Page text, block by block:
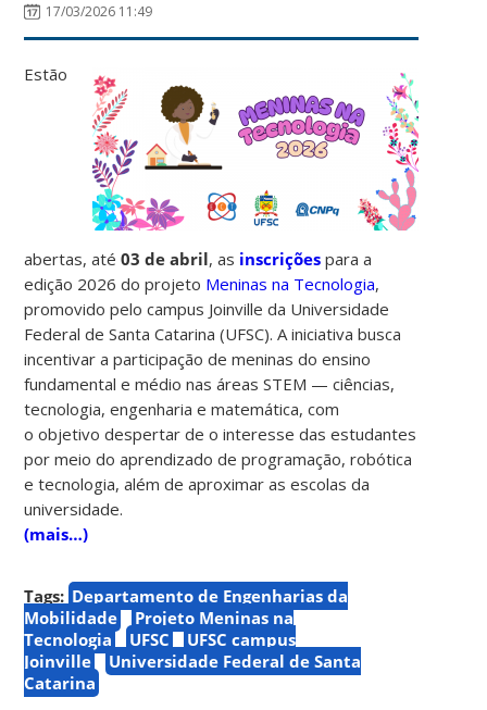
17/03/2026 11:49
Estão
abertas, até03 de abril, as inscrições para a
edição 2026 do projeto Meninas na Tecnologia,
promovido pelo campus Joinville da Universidade
Federal de Santa Catarina (UFSC). A iniciativa busca
incentivar a participação de meninas do ensino
fundamental e médio nas áreas STEM — ciências,
tecnologia, engenharia e matemática, com
oobjetivo despertar de o interesse das estudantes
por meio do aprendizado de programação, robótica
e tecnologia, além de aproximar as escolas da
universidade.
(mais…)
Tags: Departamento de Engenharias da
Mobilidade
Projeto Meninas na
Tecnologia
UFSC
UFSC campus
Joinville
Universidade Federal de Santa
Catarina